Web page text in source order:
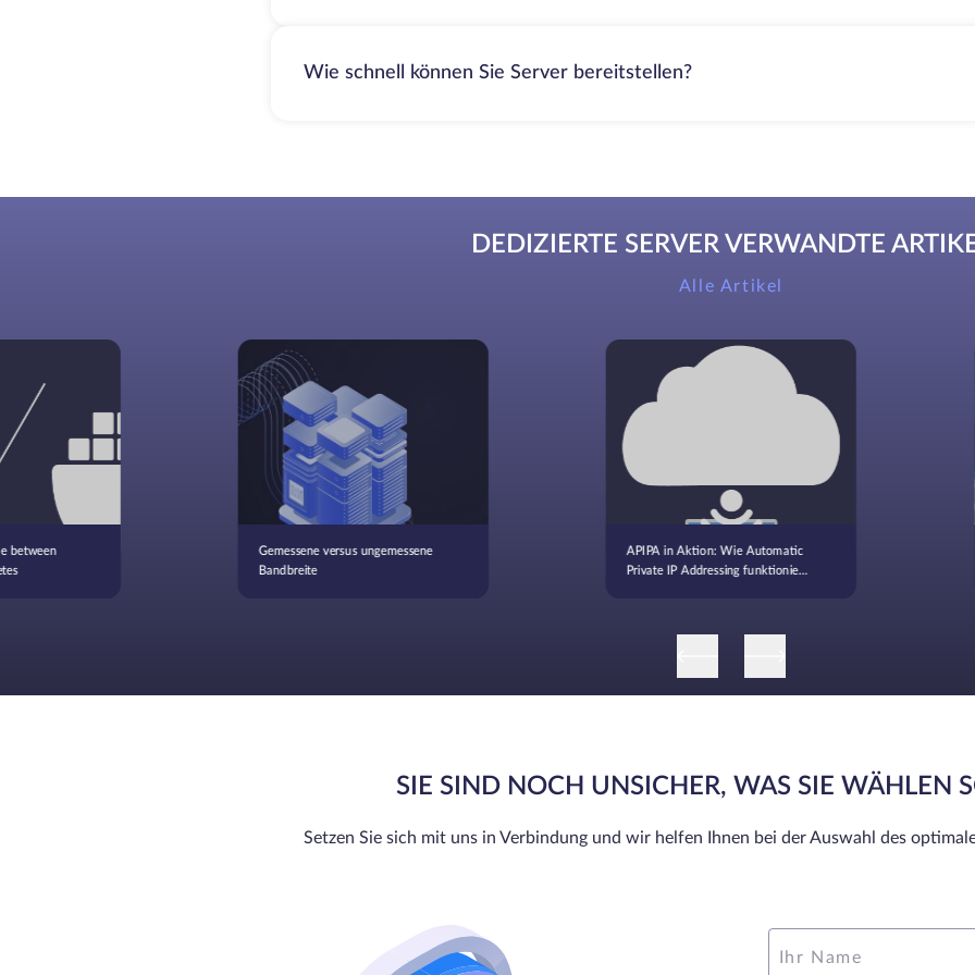
Wie schnell können Sie Server bereitstellen?
DEDIZIERTE SERVER VERWANDTE
Alle Artikel
between Gemessene versus ungemessene
Bandbreite
APIPA in Aktion: Wie Automatic
Private IP Addressing funktioniert
SIE SIND NOCH UNSICHER, WAS SIE WÄHLEN
Setzen Sie sich mit uns in Verbindung und wir helfen Ihnen bei der Auswahl des
Ihr Name